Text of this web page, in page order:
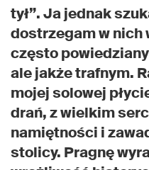
tył”. Ja jednak
dostrzegam w nich
często
ale jakże trafnym.
mojej solowej
drań, z wielkim
namiętności i
stolicy. Pragnę